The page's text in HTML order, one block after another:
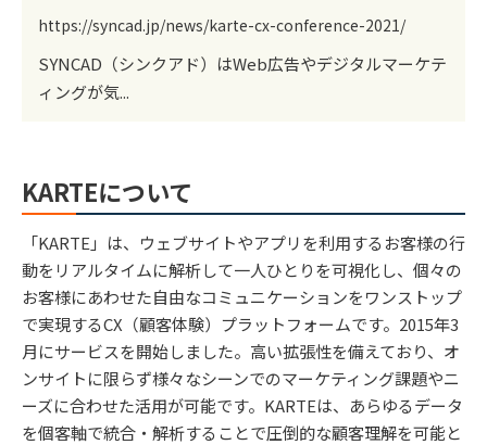
https://syncad.jp/news/karte-cx-conference-2021/
SYNCAD（シンクアド）はWeb広告やデジタルマーケテ
ィングが気...
KARTEについて
「KARTE」は、ウェブサイトやアプリを利用するお客様の行
動をリアルタイムに解析して一人ひとりを可視化し、個々の
お客様にあわせた自由なコミュニケーションをワンストップ
で実現するCX（顧客体験）プラットフォームです。2015年3
月にサービスを開始しました。高い拡張性を備えており、オ
ンサイトに限らず様々なシーンでのマーケティング課題やニ
ーズに合わせた活用が可能です。KARTEは、あらゆるデータ
を個客軸で統合・解析することで圧倒的な顧客理解を可能と